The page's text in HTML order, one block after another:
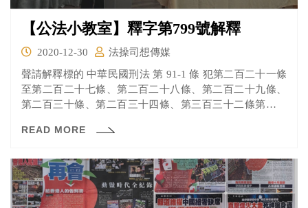
【公法小教室】釋字第799號解釋
2020-12-30
法操司想傳媒
聲請解釋標的 中華民國刑法 第 91-1 條 犯第二百二十一條
至第二百二十七條、第二百二十八條、第二百二十九條、
第二百三十條、第二百三十四條、第三百三十二條第二項
第一款及其特別法之罪，而有下列情形之一者，得令入相
READ MORE